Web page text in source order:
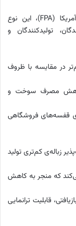
طبق گزارش انجمن بسته‌بندی انعطاف‌پذیر آمریکا (FPA)، این نوع
تولیدکنندگان و
در مقایسه با ظروف
کاهش مصرف سوخت و
قفسه‌های فروشگاهی
زباله‌ی کم‌تری تولید
که منجر به کاهش
قابلیت ترانمایی